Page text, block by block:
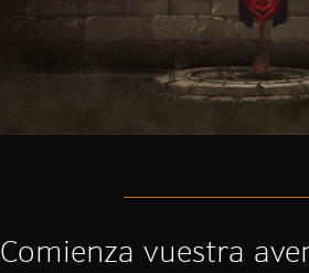
Comienza vuestra